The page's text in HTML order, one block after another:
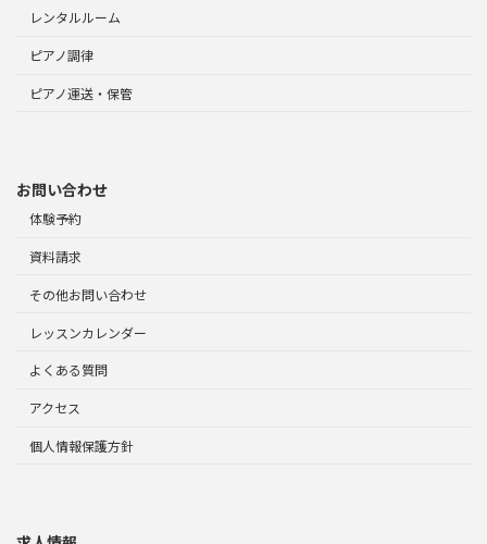
レンタルルーム
ピアノ調律
ピアノ運送・保管
お問い合わせ
体験予約
資料請求
その他お問い合わせ
レッスンカレンダー
よくある質問
アクセス
個人情報保護方針